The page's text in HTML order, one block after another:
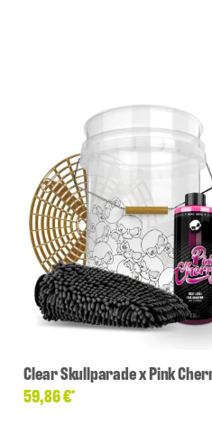
Clear Skullparade x Pink
59,86 €*